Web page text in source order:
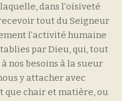
dans l’oisiveté
tout du Seigneur
l’activité humaine
par Dieu, qui, tout
nos besoins à la sueur
y attacher avec
que chair et matière, ou